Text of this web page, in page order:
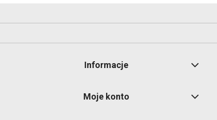
Informacje
Moje konto